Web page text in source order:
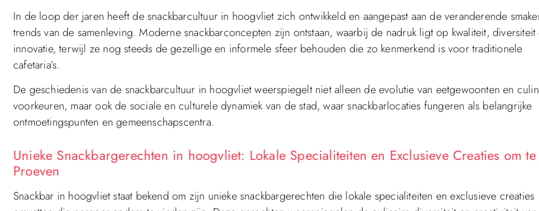
In de loop der jaren heeft de snackbarcultuur in hoogvliet zich ontwikkeld en aangepast aan de veranderende
trends van de samenleving. Moderne snackbarconcepten zijn ontstaan, waarbij de nadruk ligt op kwaliteit, diversiteit
innovatie, terwijl ze nog steeds de gezellige en informele sfeer behouden die zo kenmerkend is voor traditionele
cafetaria’s.
De geschiedenis van de snackbarcultuur in hoogvliet weerspiegelt niet alleen de evolutie van eetgewoonten en
voorkeuren, maar ook de sociale en culturele dynamiek van de stad, waar snackbarlocaties fungeren als belangrijke
ontmoetingspunten en gemeenschapscentra.
Unieke Snackbargerechten in hoogvliet: Lokale Specialiteiten en Exclusieve Creaties om te
Proeven
Snackbar in hoogvliet staat bekend om zijn unieke snackbargerechten die lokale specialiteiten en exclusieve creaties